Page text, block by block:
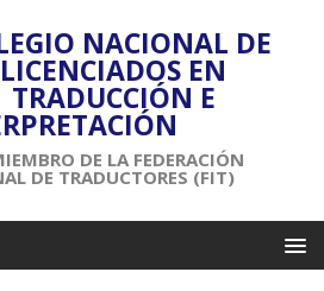
NACIONAL DE
LICENCIADOS EN
TRADUCCIÓN E
DE LA FEDERACIÓN
DE TRADUCTORES (FIT)